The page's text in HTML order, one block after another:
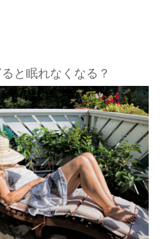
と眠れなくなる？